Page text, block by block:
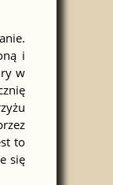
i
w
to
się